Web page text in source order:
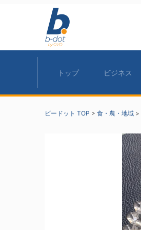
トップ ビジネス
ビードット TOP > 食・農・地域 >